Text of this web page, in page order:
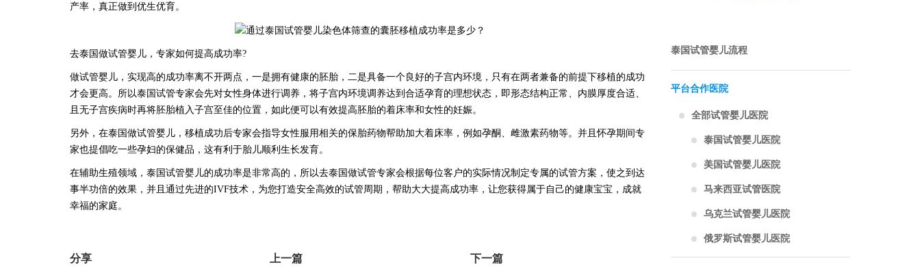
产率，真正做到优生优育。
去泰国做试管婴儿，专家如何提高成功率?
做试管婴儿，实现高的成功率离不开两点，一是拥有健康的胚胎，二是具备一个良好的子宫内环境，只有在两者兼备的前提下移植的成功
才会更高。所以泰国试管专家会先对女性身体进行调养，将子宫内环境调养达到合适孕育的理想状态，即形态结构正常、内膜厚度合适、
且无子宫疾病时再将胚胎植入子宫至佳的位置，如此便可以有效提高胚胎的着床率和女性的妊娠。
另外，在泰国做试管婴儿，移植成功后专家会指导女性服用相关的保胎药物帮助加大着床率，例如孕酮、雌激素药物等。并且怀孕期间专
家也提倡吃一些孕妇的保健品，这有利于胎儿顺利生长发育。
在辅助生殖领域，泰国试管婴儿的成功率是非常高的，所以去泰国做试管专家会根据每位客户的实际情况制定专属的试管方案，使之到达
事半功倍的效果，并且通过先进的IVF技术，为您打造安全高效的试管周期，帮助大大提高成功率，让您获得属于自己的健康宝宝，成就
幸福的家庭。
分享
上一篇
下一篇
泰国试管婴儿流程
平台合作医院
全部试管婴儿医院
泰国试管婴儿医院
美国试管婴儿医院
马来西亚试管医院
乌克兰试管婴儿医院
俄罗斯试管婴儿医院